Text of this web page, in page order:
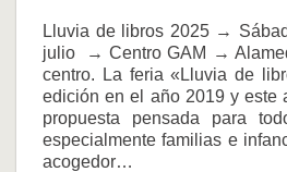
Lluvia de libros 2025 →
julio → Centro GAM →
centro. La feria «Lluvia de
edición en el año 2019 y este
propuesta pensada para
especialmente familias e
acogedor…